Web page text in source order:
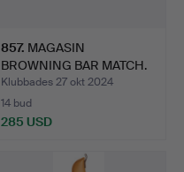
857. MAGASIN
BROWNING BAR MATCH.
Klubbades 27 okt 2024
14 bud
285 USD